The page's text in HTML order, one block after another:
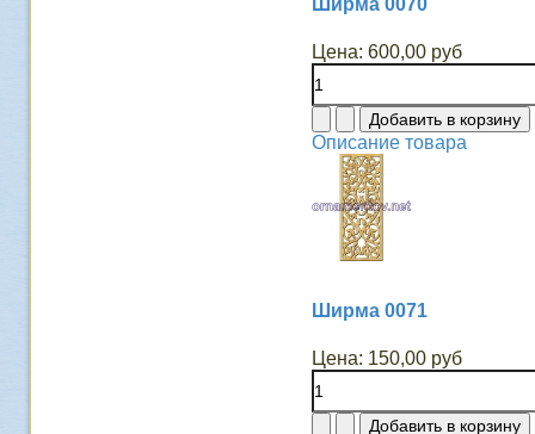
Ширма 0070
Цена: 600,00 руб
Описание товара
Ширма 0071
Цена: 150,00 руб